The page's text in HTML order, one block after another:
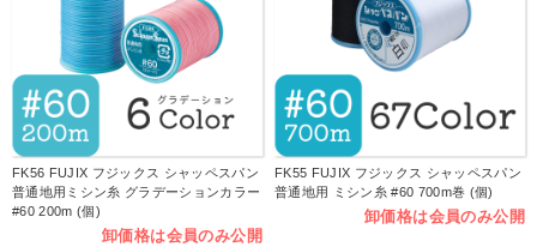
FK56 FUJIX フジックス シャッペスパン
普通地用ミシン糸 グラデーションカラー
#60 200m (個)
卸価格は会員のみ公開
FK55 FUJIX フジックス シャッペスパン
普通地用 ミシン糸 #60 700m巻 (個)
卸価格は会員のみ公開